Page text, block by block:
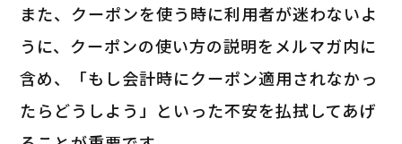
また、クーポンを使う時に利用者が迷わないよ
うに、クーポンの使い方の説明をメルマガ内に
含め、「もし会計時にクーポン適用されなかっ
たらどうしよう」といった不安を払拭してあげ